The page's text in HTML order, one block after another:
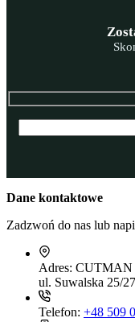
Dane kontaktowe
Zadzwoń do nas lub
Adres: CUTMAN
ul. Suwalska 25/
Telefon: +48 509